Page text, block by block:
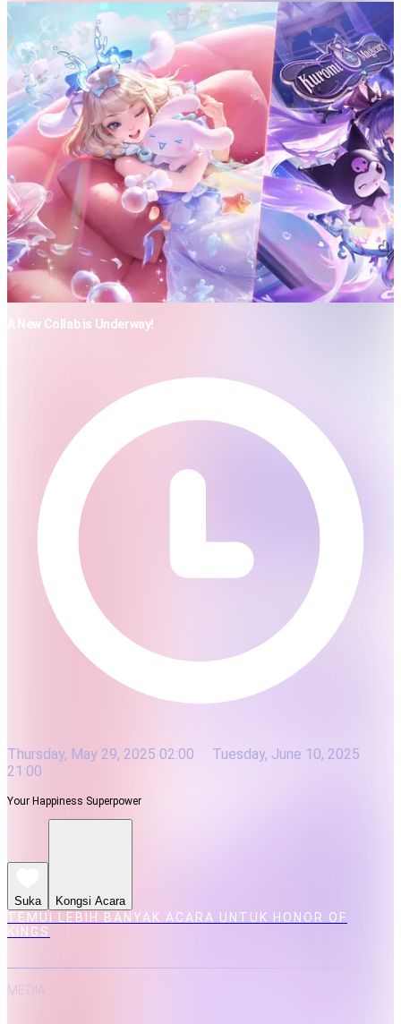
A New Collab is Underway!
Thursday, May 29, 2025 02:00
Tuesday, June 10, 2025
21:00
Your Happiness Superpower
Suka Kongsi Acara
TEMUI LEBIH BANYAK ACARA UNTUK HONOR OF
KINGS
MEDIA